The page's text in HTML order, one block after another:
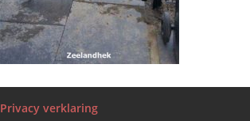
Privacy verklaring